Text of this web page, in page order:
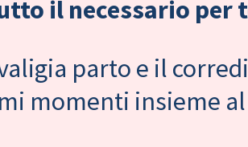
il necessario per
parto e il
momenti insieme